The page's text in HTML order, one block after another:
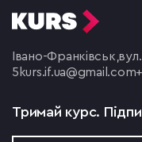
Івано-Франківськ,
5 kurs.if.ua@gmail.com
Тримай курс.